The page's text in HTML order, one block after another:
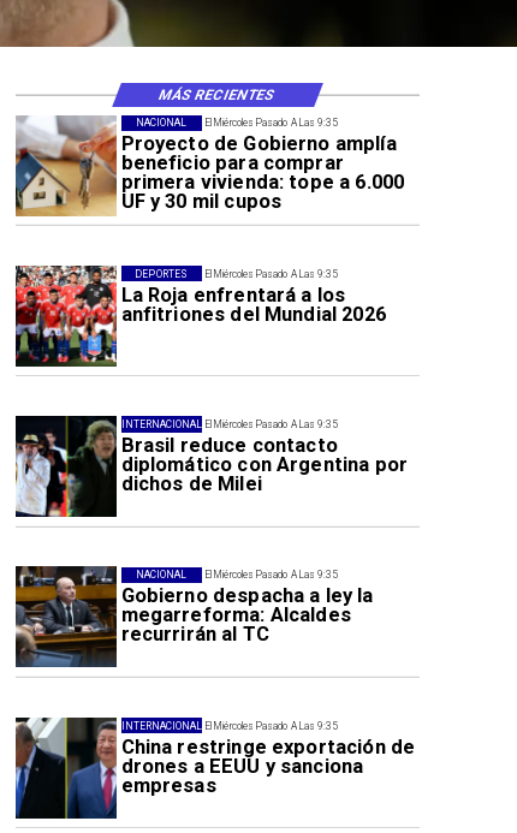
El Miércoles Pasado A Las 9:35
Proyecto de Gobierno amplía
beneficio para comprar
primera vivienda: tope a 6.000
UF y 30 mil cupos
NACIONAL
El Miércoles Pasado A Las 9:35
La Roja enfrentará a los
anfitriones del Mundial 2026
DEPORTES
El Miércoles Pasado A Las 9:35
Brasil reduce contacto
diplomático con Argentina por
dichos de Milei
INTERNACIONAL
El Miércoles Pasado A Las 9:35
Gobierno despacha a ley la
megarreforma: Alcaldes
recurrirán al TC
NACIONAL
El Miércoles Pasado A Las 9:35
China restringe exportación de
drones a EEUU y sanciona
empresas
INTERNACIONAL
MÁS RECIENTES